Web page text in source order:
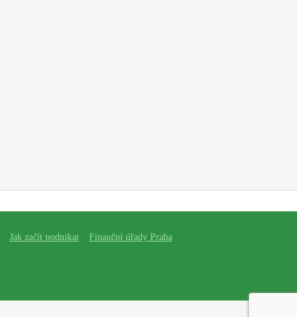
Jak začít podnikat
Finanční úřady Praha